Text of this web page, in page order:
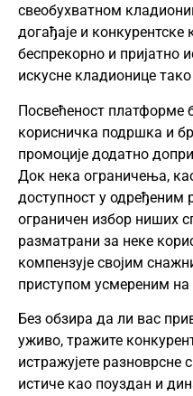
свеобухватном
догађаје и
беспрекорно и пријатно
искусне кладионице
Посвећеност платформе
корисничка подршка и
промоције додатно
Док нека ограничења,
доступност у одређеним
ограничен избор ниших
разматрани за неке
компензује својим
приступом усмереним на
Без обзира да ли вас
уживо, тражите
истражујете разноврсне
истиче као поуздан и